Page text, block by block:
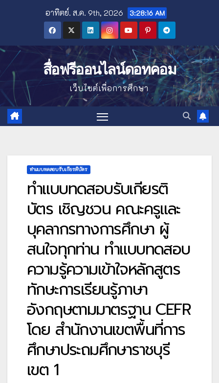
อาทิตย์. ส.ค. 9th, 2026 3:28:18 AM
สื่อฟรีออนไลน์ดอทคอม
เว็บไซต์เพื่อการศึกษา
ทำแบบทดสอบรับเกียรติบัตร
ทำแบบทดสอบรับเกียรติ
บัตร เชิญชวน คณะครูและ
บุคลากรทางการศึกษา ผู้
สนใจทุกท่าน ทำแบบทดสอบ
ความรู้ความเข้าใจหลักสูตร
ทักษะการเรียนรู้ภาษา
อังกฤษตามมาตรฐาน CEFR
โดย สำนักงานเขตพื้นที่การ
ศึกษาประถมศึกษาราชบุรี
เขต 1